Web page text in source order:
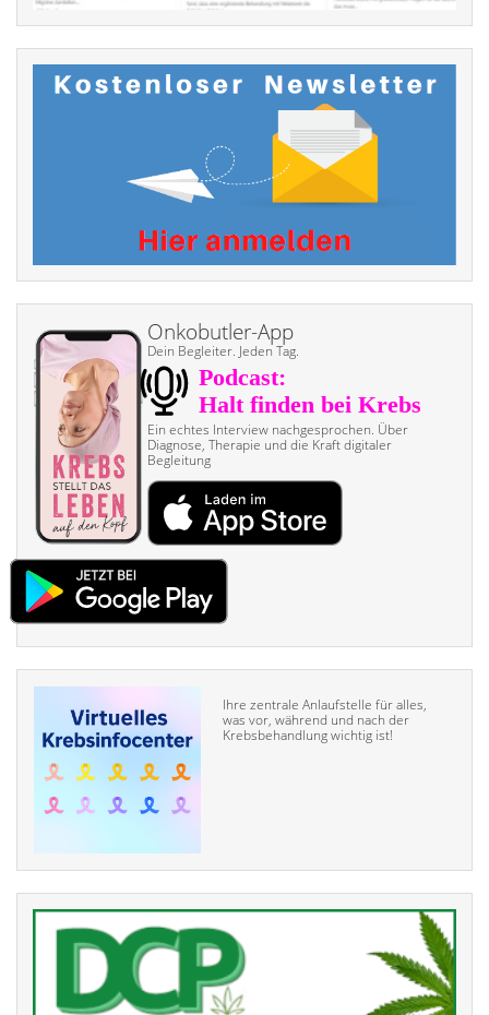
Onkobutler-App
Dein Begleiter. Jeden Tag.
Ein echtes Interview nach­gesprochen. Über
Diagnose, Therapie und die Kraft digitaler
Begleitung
Ihre zentrale Anlaufstelle für alles,
was vor, während und nach der
Krebsbehandlung wichtig ist!